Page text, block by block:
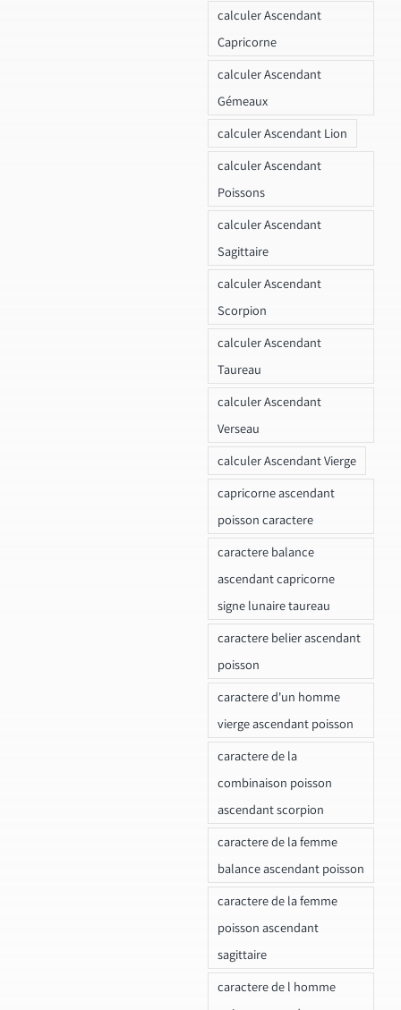
calculer Ascendant
Capricorne
calculer Ascendant
Gémeaux
calculer Ascendant Lion
calculer Ascendant
Poissons
calculer Ascendant
Sagittaire
calculer Ascendant
Scorpion
calculer Ascendant
Taureau
calculer Ascendant
Verseau
calculer Ascendant Vierge
capricorne ascendant
poisson caractere
caractere balance
ascendant capricorne
signe lunaire taureau
caractere belier ascendant
poisson
caractere d'un homme
vierge ascendant poisson
caractere de la
combinaison poisson
ascendant scorpion
caractere de la femme
balance ascendant poisson
caractere de la femme
poisson ascendant
sagittaire
caractere de l homme